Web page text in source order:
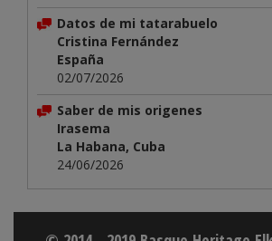
Datos de mi tatarabuelo
Cristina Fernández
España
02/07/2026
Saber de mis origenes
Irasema
La Habana, Cuba
24/06/2026